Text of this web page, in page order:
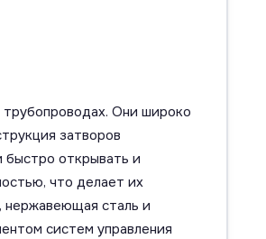
Они широко
затворов
быстро открывать и
что делает их
нержавеющая сталь и
систем управления